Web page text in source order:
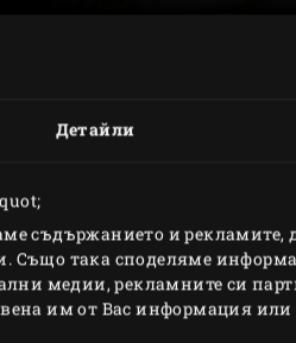
Детайли
съдържанието и
Също така споделяме
медии, рекламните си
им от Вас информация или
ЗЕЛЕНЧУЦИ В
CAVEMAN”